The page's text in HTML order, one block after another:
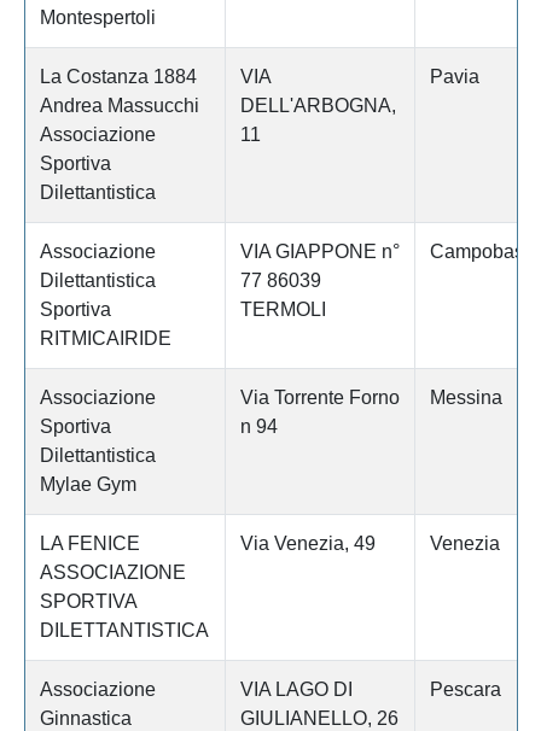
Montespertoli
La Costanza 1884
Andrea Massucchi
Associazione
Sportiva
Dilettantistica
VIA
DELL'ARBOGNA,
11
Pavia
Associazione
Dilettantistica
Sportiva
RITMICAIRIDE
VIA GIAPPONE n°
77 86039
TERMOLI
Associazione
Sportiva
Dilettantistica
Mylae Gym
Via Torrente Forno
n 94
Messina
LA FENICE
ASSOCIAZIONE
SPORTIVA
DILETTANTISTICA
Via Venezia, 49 Venezia
Associazione
Ginnastica
VIA LAGO DI
GIULIANELLO, 26
Pescara